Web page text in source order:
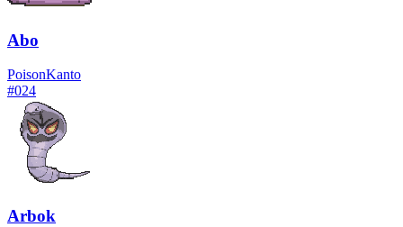
Abo
PoisonKanto
#024
Arbok